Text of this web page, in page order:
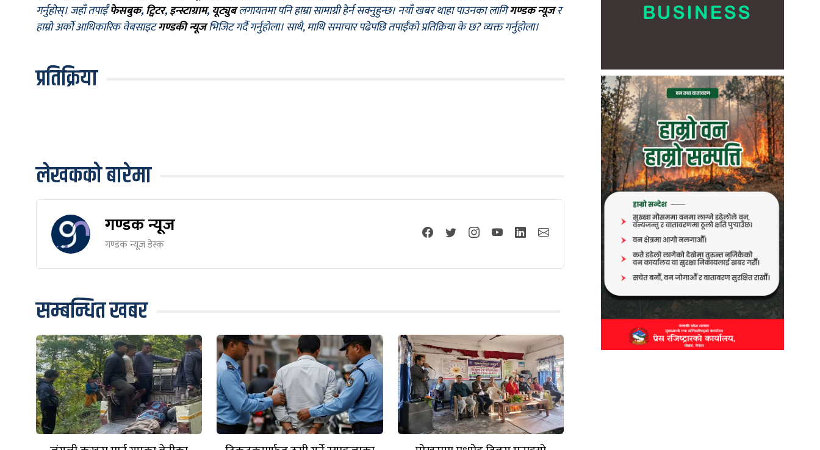
गर्नुहोस्। जहाँ तपाईँफेसबुक,ट्विटर,इन्स्टाग्राम, यूट्युबलगायतमा पनि हाम्रा सामाग्री हेर्न सक्नुहुन्छ। नयाँ खबर थाहा पाउनका लागिगण्डक न्यूजर
हाम्रो अर्को आधिकारिक वेबसाइटगण्डकी न्यूजभिजिट गर्दै गर्नुहोला। साथै, माथि समाचार पढेपछि तपाईँको प्रतिक्रिया के छ? व्यक्त गर्नुहोला।
प्रतिक्रिया
लेखकको बारेमा
गण्डक न्यूज
गण्डक न्यूज डेस्क
सम्बन्धित खबर